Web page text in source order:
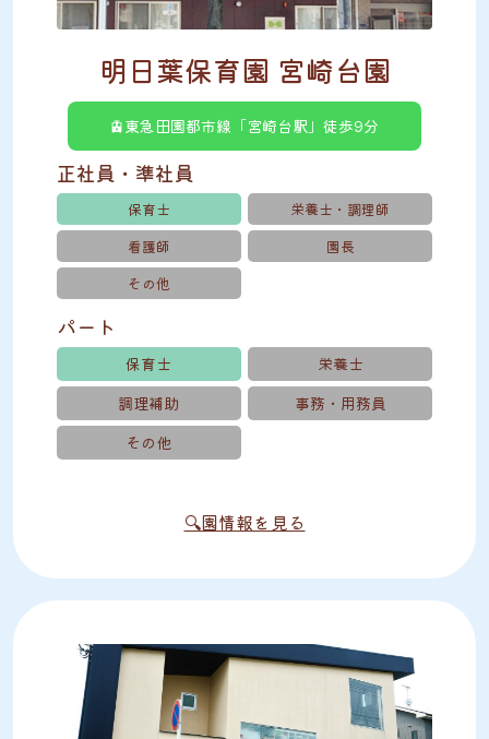
明日葉保育園 宮崎台園
🚊東急田園都市線「宮崎台駅」徒歩9分
正社員・準社員
保育士
栄養士・調理師
看護師
園長
その他
パート
保育士
栄養士
調理補助
事務・用務員
その他
🔍園情報を見る